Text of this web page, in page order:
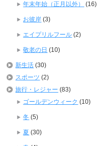
年末年始（正月以外） (16)
お彼岸 (3)
エイプリルフール (2)
敬老の日 (10)
新生活 (30)
スポーツ (2)
旅行・レジャー (83)
ゴールデンウィーク (10)
冬 (5)
夏 (30)